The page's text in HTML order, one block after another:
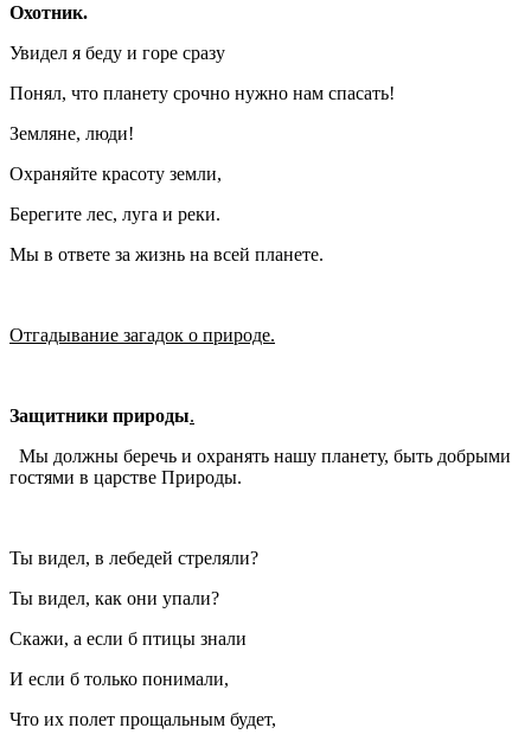
Охотник.
Увидел я беду и горе сразу
Понял, что планету срочно нужно нам спасать!
Земляне, люди!
Охраняйте красоту земли,
Берегите лес, луга и реки.
Мы в ответе за жизнь на всей планете.
Отгадывание загадок о природе.
Защитники природы.
Мы должны беречь и охранять нашу планету, быть добрыми
гостями в царстве Природы.
Ты видел, в лебедей стреляли?
Ты видел, как они упали?
Скажи, а если б птицы знали
И если б только понимали,
Что их полет прощальным будет,